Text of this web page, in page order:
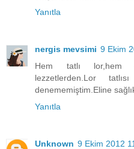
Yanıtla
nergis mevsimi 9 Ekim
Hem tatlı lor,hem
lezzetlerden.Lor
denememiştim.Eline
Yanıtla
Unknown 9 Ekim 2012